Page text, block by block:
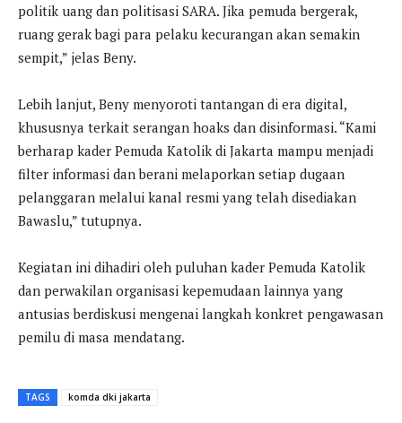
politik uang dan politisasi SARA. Jika pemuda bergerak,
ruang gerak bagi para pelaku kecurangan akan semakin
sempit,” jelas Beny.
Lebih lanjut, Beny menyoroti tantangan di era digital,
khususnya terkait serangan hoaks dan disinformasi. “Kami
berharap kader Pemuda Katolik di Jakarta mampu menjadi
filter informasi dan berani melaporkan setiap dugaan
pelanggaran melalui kanal resmi yang telah disediakan
Bawaslu,” tutupnya.
Kegiatan ini dihadiri oleh puluhan kader Pemuda Katolik
dan perwakilan organisasi kepemudaan lainnya yang
antusias berdiskusi mengenai langkah konkret pengawasan
pemilu di masa mendatang.
TAGS komda dki jakarta